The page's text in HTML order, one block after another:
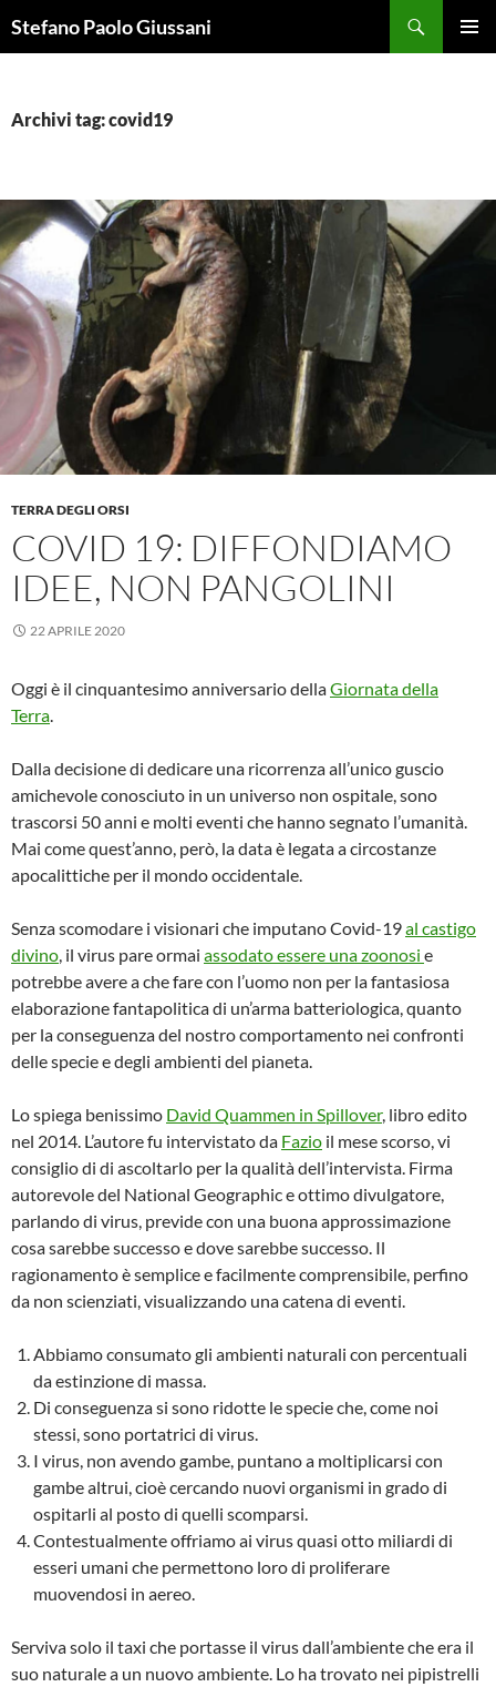
alStefano Paolo Giussani
Archivi tag: covid19
TERRA DEGLI ORSI
COVID 19: DIFFONDIAMO
IDEE, NON PANGOLINI
22 APRILE 2020
Oggi è il cinquantesimo anniversario dellaGiornata della
Terra.
Dalla decisione di dedicare una ricorrenza all’unico guscio
amichevole conosciuto in un universo non ospitale, sono
trascorsi 50 anni e molti eventi che hanno segnato l’umanità.
Mai come quest’anno, però, la data è legata a circostanze
apocalittiche per il mondo occidentale.
Senza scomodare i visionari che imputano Covid-19al castigo
divino, il virus pare ormai assodato essere una zoonosi e
potrebbe avere a che fare con l’uomo non per la fantasiosa
elaborazione fantapolitica di un’arma batteriologica, quanto
per la conseguenza del nostro comportamento nei confronti
delle specie e degli ambienti del pianeta.
Lo spiega benissimo David Quammen in Spillover, libro edito
nel 2014. L’autore fu intervistato da Fazio il mese scorso, vi
consiglio di di ascoltarlo per la qualità dell’intervista. Firma
autorevole del National Geographic e ottimo divulgatore,
parlando di virus, previde con una buona approssimazione
cosa sarebbe successo e dove sarebbe successo. Il
ragionamento è semplice e facilmente comprensibile, perfino
da non scienziati, visualizzando una catena di eventi.
Abbiamo consumato gli ambienti naturali con percentuali
da estinzione di massa.
Di conseguenza si sono ridotte le specie che, come noi
stessi, sono portatrici di virus.
I virus, non avendo gambe, puntano a moltiplicarsi con
gambe altrui, cioè cercando nuovi organismi in grado di
ospitarli al posto di quelli scomparsi.
Contestualmente offriamo ai virus quasi otto miliardi di
esseri umani che permettono loro di proliferare
muovendosi in aereo.
Serviva solo il taxi che portasse il virus dall’ambiente che era il
suo naturale a un nuovo ambiente. Lo ha trovato nei pipistrelli